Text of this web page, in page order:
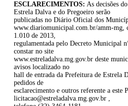
ESCLARECIMENTOS: As decisões
Estrela Dalva e do Pregoeiro serão
publicadas no Diário Oficial dos
www.diariomunicipal.com.br/amm-mg,
1.010 de 2013,
regulamentada pelo Decreto Municipal
constar no site
www.estreladalva.mg.gov.br deste
avisos localizado no
hall de entrada da Prefeitura de Estrela
pedidos de
esclarecimento e outros referente a este
licitacao@estreladalva.mg.gov.br ,